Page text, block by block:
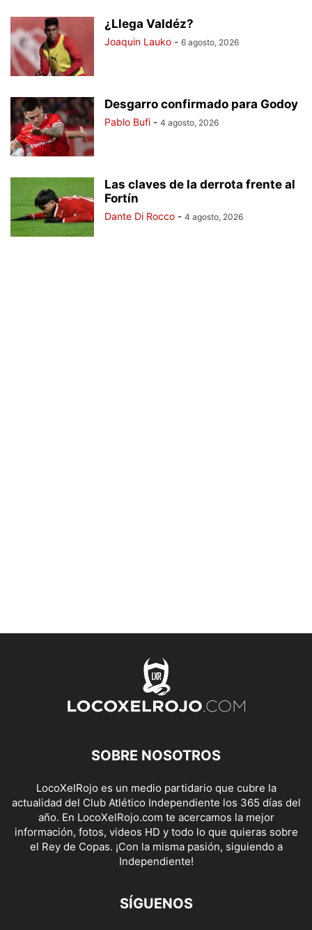
¿Llega Valdéz?
Joaquin Lauko - 6 agosto, 2026
Desgarro confirmado para Godoy
Pablo Bufi - 4 agosto, 2026
Las claves de la derrota frente al
Fortín
Dante Di Rocco - 4 agosto, 2026
SOBRE NOSOTROS
LocoXelRojo es un medio partidario que cubre la
actualidad del Club Atlético Independiente los 365 días del
año. En LocoXelRojo.com te acercamos la mejor
información, fotos, videos HD y todo lo que quieras sobre
el Rey de Copas. ¡Con la misma pasión, siguiendo a
Independiente!
SÍGUENOS